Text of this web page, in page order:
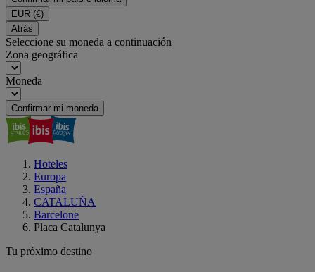
EUR (€)
Atrás
Seleccione su moneda a continuación
Zona geográfica
Moneda
Confirmar mi moneda
Hoteles
Europa
España
CATALUÑA
Barcelone
Placa Catalunya
Tu próximo destino